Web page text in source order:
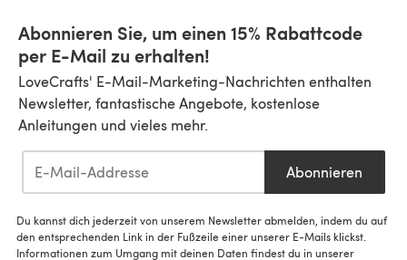
Abonnieren Sie, um einen 15% Rabattcode
per E-Mail zu erhalten!
LoveCrafts' E-Mail-Marketing-Nachrichten enthalten
Newsletter, fantastische Angebote, kostenlose
Anleitungen und vieles mehr.
Abonnieren
Du kannst dich jederzeit von unserem Newsletter abmelden, indem du auf
den entsprechenden Link in der Fußzeile einer unserer E-Mails klickst.
Informationen zum Umgang mit deinen Daten findest du in unserer